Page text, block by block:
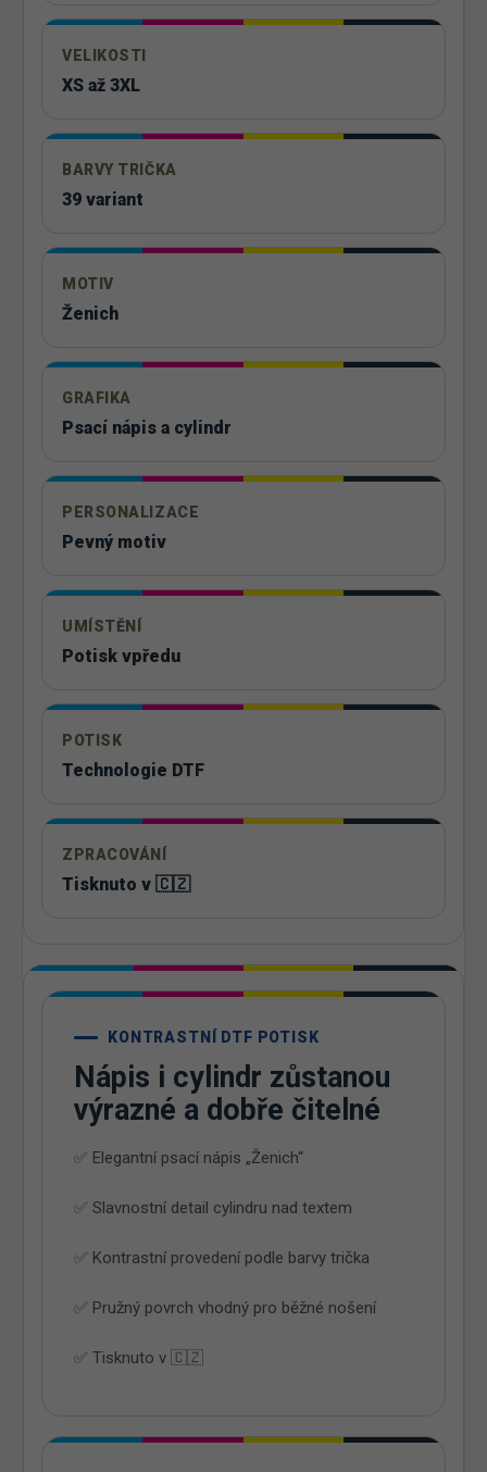
VELIKOSTI
XS až 3XL
BARVY TRIČKA
39 variant
MOTIV
Ženich
GRAFIKA
Psací nápis a cylindr
PERSONALIZACE
Pevný motiv
UMÍSTĚNÍ
Potisk vpředu
POTISK
Technologie DTF
ZPRACOVÁNÍ
Tisknuto v 🇨🇿
KONTRASTNÍ DTF POTISK
Nápis i cylindr zůstanou
výrazné a dobře čitelné
✅ Elegantní psací nápis „Ženich“
✅ Slavnostní detail cylindru nad textem
✅ Kontrastní provedení podle barvy trička
✅ Pružný povrch vhodný pro běžné nošení
✅ Tisknuto v 🇨🇿